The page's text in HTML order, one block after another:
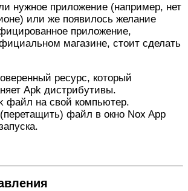
нужное приложение (например, нет
или же появилось желание
приложение,
магазине, стоит сделать
ресурс, который
Apk дистрибутивы.
файл на свой компьютер.
файл в окно Nox App